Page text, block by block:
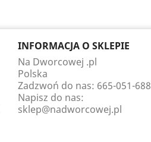
INFORMACJA O SKLEPIE
Na Dworcowej .pl
Polska
Zadzwoń do nas: 665-051-688
Napisz do nas:
sklep@nadworcowej.pl